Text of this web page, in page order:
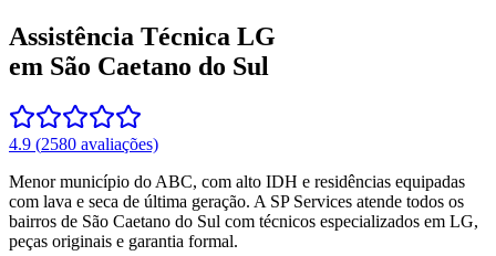
Assistência Técnica LG
em São Caetano do Sul
4.9 (2580 avaliações)
Menor município do ABC, com alto IDH e residências equipadas
com lava e seca de última geração. A SP Services atende todos os
bairros de São Caetano do Sul com técnicos especializados em LG,
peças originais e garantia formal.